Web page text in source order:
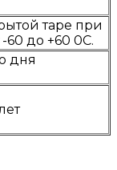
таре при
60 до +60 0С.
дня